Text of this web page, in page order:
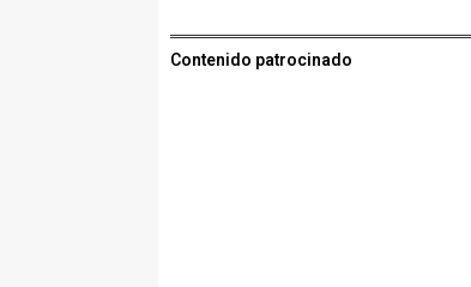
Contenido patrocinado